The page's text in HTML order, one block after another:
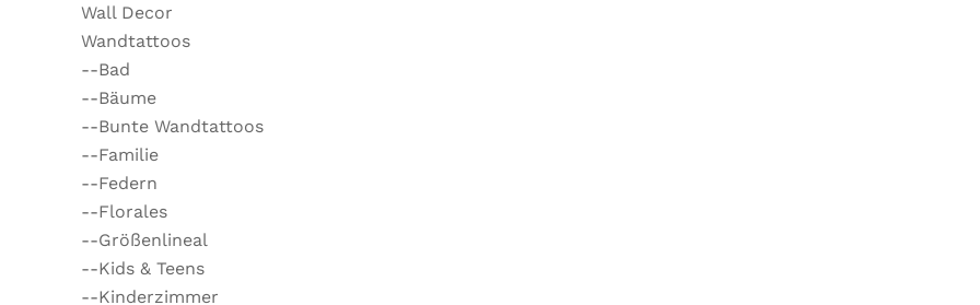
Wall Decor
Wandtattoos
--Bad
--Bäume
--Bunte Wandtattoos
--Familie
--Federn
--Florales
--Größenlineal
--Kids & Teens
--Kinderzimmer